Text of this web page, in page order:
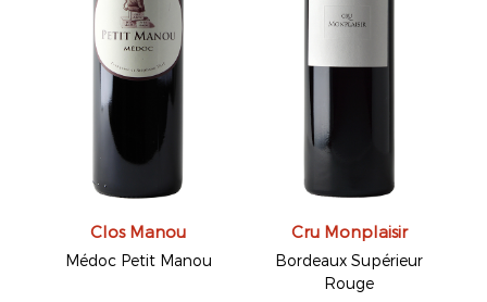
Clos Manou
Médoc Petit Manou
Cru Monplaisir
Bordeaux Supérieur
Rouge